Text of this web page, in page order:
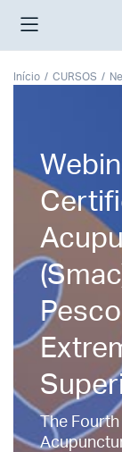
Início CURSOS
The